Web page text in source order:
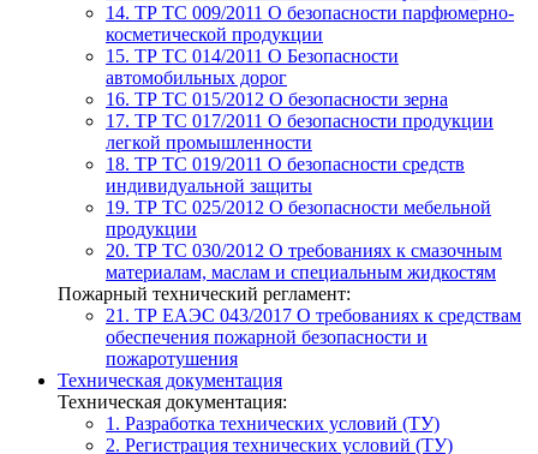
14. ТР ТС 009/2011 О безопасности парфюмерно-
косметической продукции
15. ТР ТС 014/2011 О Безопасности
автомобильных дорог
16. ТР ТС 015/2012 О безопасности зерна
17. ТР ТС 017/2011 О безопасности продукции
легкой промышленности
18. ТР ТС 019/2011 О безопасности средств
индивидуальной защиты
19. ТР ТС 025/2012 О безопасности мебельной
продукции
20. ТР ТС 030/2012 О требованиях к смазочным
материалам, маслам и специальным жидкостям
Пожарный технический регламент:
21. ТР ЕАЭС 043/2017 О требованиях к средствам
обеспечения пожарной безопасности и
пожаротушения
Техническая документация
Техническая документация:
1. Разработка технических условий (ТУ)
2. Регистрация технических условий (ТУ)